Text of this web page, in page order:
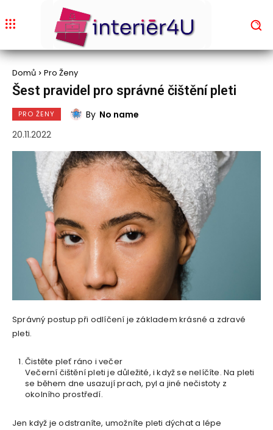
Domů Pro Ženy
Šest pravidel pro správné čištění pleti
PRO ŽENY By No name
20.11.2022
Správný postup při odlíčení je základem krásné a zdravé
pleti.
Čistěte pleť ráno i večer
Večerní čištění pleti je důležité, i když se nelíčíte. Na pleti
se během dne usazují prach, pyl a jiné nečistoty z
okolního prostředí.
Jen když je odstraníte, umožníte pleti dýchat a lépe